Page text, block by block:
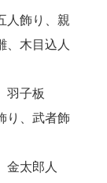
人飾り、親
、木目込人
羽子板
り、武者飾
金太郎人